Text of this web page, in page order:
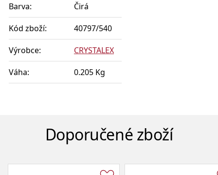
Barva: Čirá
Kód zboží: 40797/540
Výrobce: CRYSTALEX
Váha: 0.205 Kg
Doporučené zboží